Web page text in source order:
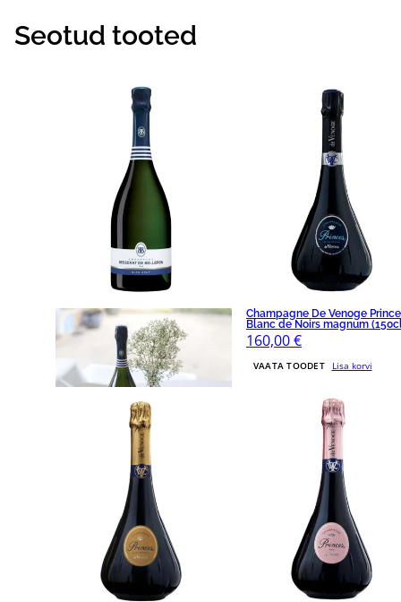
Seotud tooted
Besserat de Bellefon Bleu Brut
37.5cl
25,00
VAATA TOODET Lisa korvi
Champagne De Venoge
Blanc de Noirs magnum
160,00€
VAATA TOODET Lisa korvi